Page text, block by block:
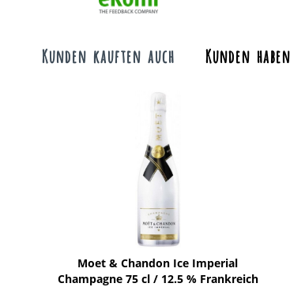
Kunden kauften auch Kunden
Moet & Chandon Ice Imperial
Champagne 75 cl / 12.5 % Frankreich